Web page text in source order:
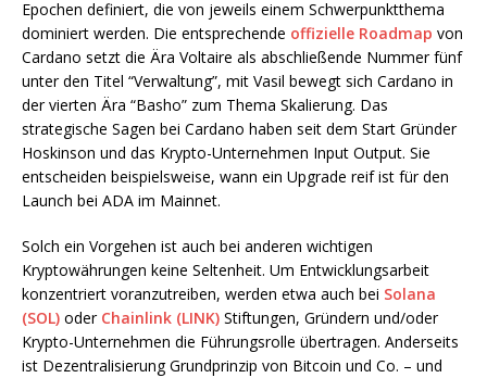
Epochen definiert, die von jeweils einem Schwerpunktthema
dominiert werden. Die entsprechende offizielle Roadmap von
Cardano setzt die Ära Voltaire als abschließende Nummer fünf
unter den Titel “Verwaltung”, mit Vasil bewegt sich Cardano in
der vierten Ära “Basho” zum Thema Skalierung. Das
strategische Sagen bei Cardano haben seit dem Start Gründer
Hoskinson und das Krypto-Unternehmen Input Output. Sie
entscheiden beispielsweise, wann ein Upgrade reif ist für den
Launch bei ADA im Mainnet.
Solch ein Vorgehen ist auch bei anderen wichtigen
Kryptowährungen keine Seltenheit. Um Entwicklungsarbeit
konzentriert voranzutreiben, werden etwa auch bei Solana
(SOL) oder Chainlink (LINK) Stiftungen, Gründern und/oder
Krypto-Unternehmen die Führungsrolle übertragen. Anderseits
ist Dezentralisierung Grundprinzip von Bitcoin und Co. – und